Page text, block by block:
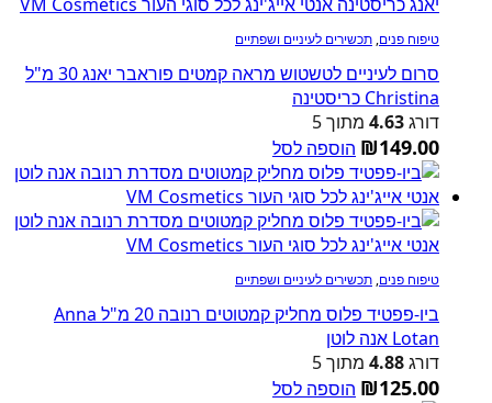
טיפוח פנים, תכשירים לעיניים ושפתיים
סרום לעיניים לטשטוש מראה קמטים פוראבר יאנג 30 מ"ל
Christina כריסטינה
דורג4.63 מתוך 5
₪149.00 הוספה לסל
טיפוח פנים, תכשירים לעיניים ושפתיים
ביו-פפטיד פלוס מחליק קמטוטים רנובה 20 מ"ל Anna
Lotan אנה לוטן
דורג4.88 מתוך 5
₪125.00 הוספה לסל